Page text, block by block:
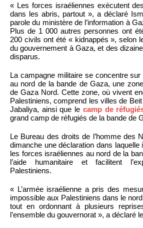
« Les forces israéliennes exécutent
dans les abris, partout », a déclaré
parole du ministère de l’information à
Plus de 1 000 autres personnes ont
200 civils ont été « kidnappés », selon
du gouvernement à Gaza, et des
disparus.
La campagne militaire se concentre
au nord de la bande de Gaza, une
de Gaza Nord. Cette zone, où vivent
Palestiniens, comprend les villes de
Jabaliya, ainsi que le camp de
grand camp de réfugiés de la bande de
Le Bureau des droits de l’homme des
dimanche une déclaration dans laquelle
les forces israéliennes au nord de la
l’aide humanitaire et facilitent
Palestiniens.
« L’armée israélienne a pris des
impossible aux Palestiniens dans le
tout en ordonnant à plusieurs
l’ensemble du gouvernorat », a déclaré